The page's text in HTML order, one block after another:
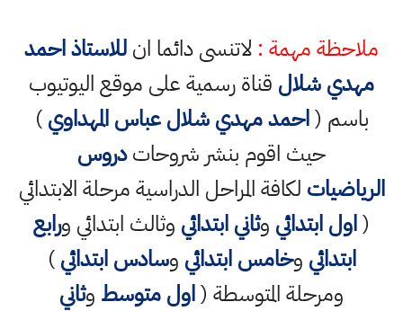
مهمة :لاتنسى دائما انللاستاذ احمد
شلالقناة رسمية على موقع اليوتيوب
باسم (احمد مهدي شلال عباس المهداوي)
حيث اقوم بنشر شروحاتدروس
لكافة المراحل الدراسية مرحلة الابتدائي
اول ابتدائيوثاني ابتدائيوثالث ابتدائي ورابع
ابتدائيوخامس ابتدائيوسادس ابتدائي)
ومرحلة المتوسطة (اول متوسطوثاني